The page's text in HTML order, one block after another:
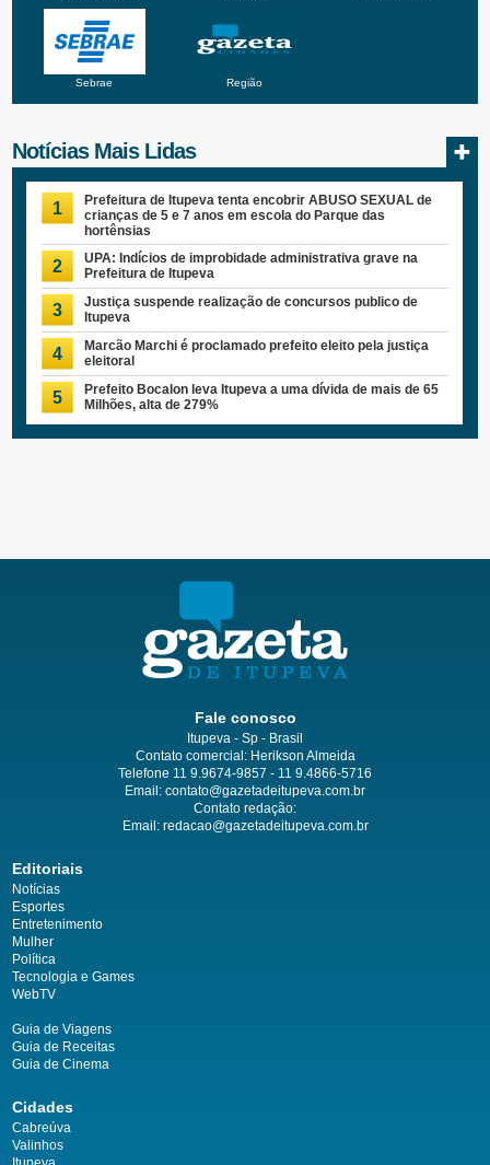
Sebrae Região
Notícias Mais Lidas
1
Prefeitura de Itupeva tenta encobrir ABUSO SEXUAL de
crianças de 5 e 7 anos em escola do Parque das
hortênsias
2
UPA: Indícios de improbidade administrativa grave na
Prefeitura de Itupeva
3
Justiça suspende realização de concursos publico de
Itupeva
4
Marcão Marchi é proclamado prefeito eleito pela justiça
eleitoral
5
Prefeito Bocalon leva Itupeva a uma dívida de mais de 65
Milhões, alta de 279%
Fale conosco
Itupeva - Sp - Brasil
Contato comercial: Herikson Almeida
Telefone 11 9.9674-9857 - 11 9.4866-5716
Email: contato@gazetadeitupeva.com.br
Contato redação:
Email: redacao@gazetadeitupeva.com.br
Editoriais
Notícias
Esportes
Entretenimento
Mulher
Política
Tecnologia e Games
WebTV
Guia de Viagens
Guia de Receitas
Guia de Cinema
Cidades
Cabreúva
Valinhos